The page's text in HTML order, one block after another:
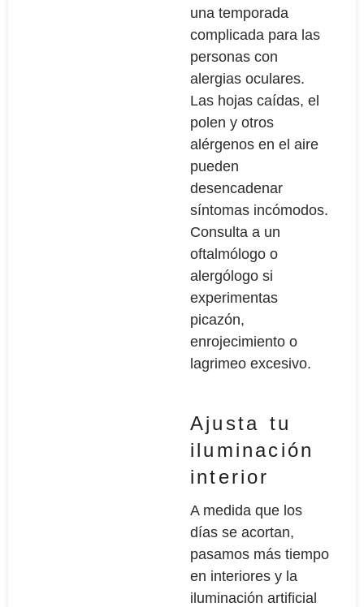
una temporada
complicada para las
personas con
alergias oculares.
Las hojas caídas, el
polen y otros
alérgenos en el aire
pueden
desencadenar
síntomas incómodos.
Consulta a un
oftalmólogo o
alergólogo si
experimentas
picazón,
enrojecimiento o
lagrimeo excesivo.
Ajusta tu
iluminación
interior
A medida que los
días se acortan,
pasamos más tiempo
en interiores y la
iluminación artificial